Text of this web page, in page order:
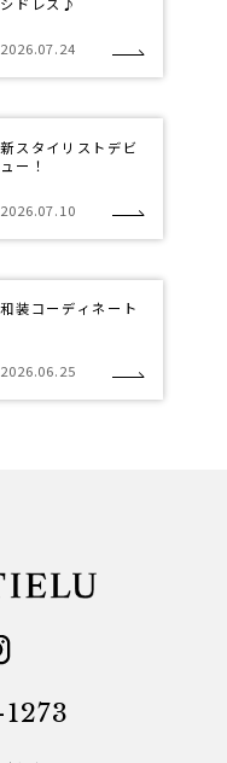
2026.07.24
新スタイリストデビ
ュー！
2026.07.10
和装コーディネート
2026.06.25